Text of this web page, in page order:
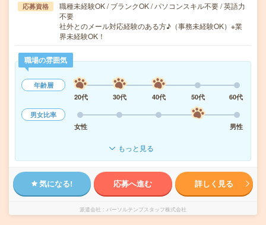
応募資格
職種未経験OK / ブランクOK / パソコンスキル不要 / 英語力
不要
社外とのメール対応経験のある方♪（事務未経験OK）※業
界未経験OK！
職場の雰囲気
年齢層
20代
30代 40代 50代
60代
男女比率
女性
男性
もっと見る
気になる! 応募へ進む 詳しく見る
派遣会社 パーソルテンプスタッフ株式会社